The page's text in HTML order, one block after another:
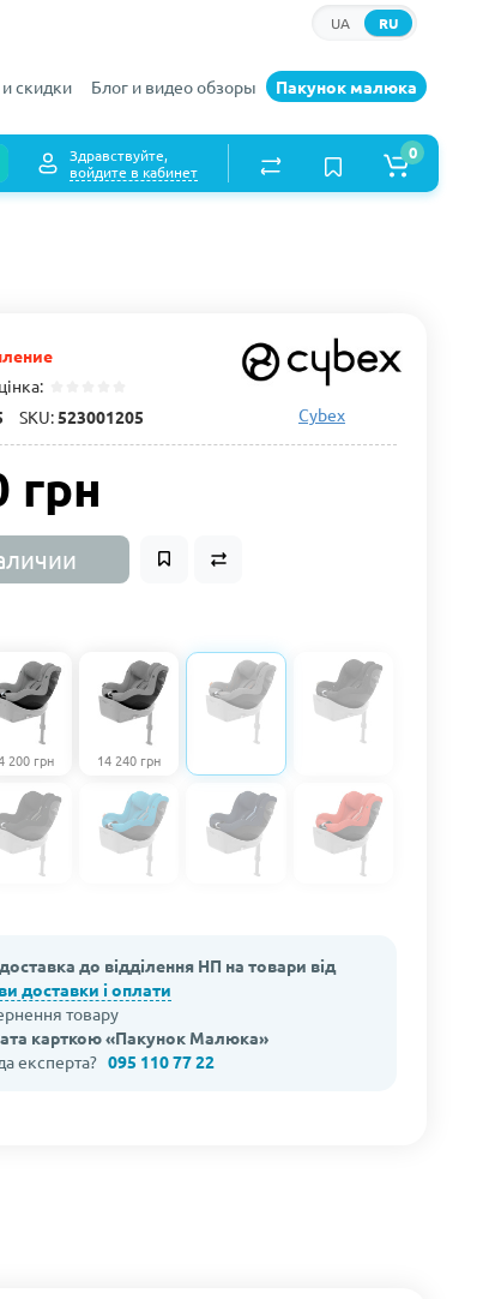
RU
UA
скидки Блог и видео обзоры Пакунок малюка
Здравствуйте,
войдите в кабинет
0
SKU:523001205 Cybex
грн
200 грн 14 240 грн
до відділення НП на товари від
доставки і оплати
товару
карткою «Пакунок Малюка»
експерта?095 110 77 22